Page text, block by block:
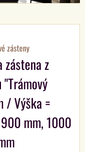
zásteny
zástena z
/ Výška =
mm, 1000